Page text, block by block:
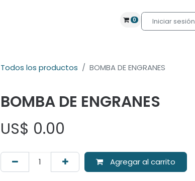
0 Iniciar sesión
Todos los productos BOMBA DE ENGRANES
BOMBA DE ENGRANES
US$ 0.00
Agregar al carrito